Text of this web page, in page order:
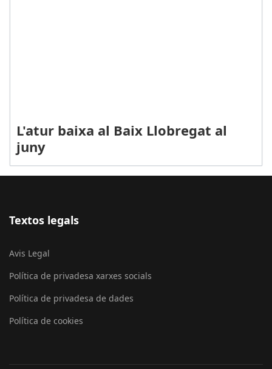
L'atur baixa al Baix Llobregat al
juny
Textos legals
Avis Legal
Política de privadesa xarxes socials
Política de privadesa de dades
Política de cookies